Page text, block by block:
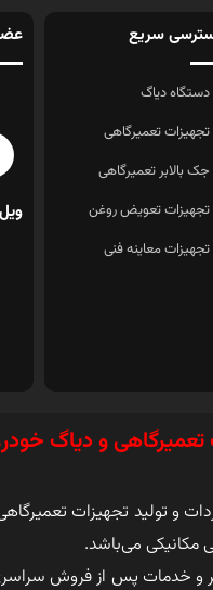
سریع
دستگاه دیاگ
تجهیزات تعمیرگاهی
جک بالابر تعمیرگاهی
تجهیزات تعویض روغن
تجهیزات معاینه فنی
و دیاگ
و تولید تجهیزات
مکانیکی می‌باشد.
و خدمات پس از فروش